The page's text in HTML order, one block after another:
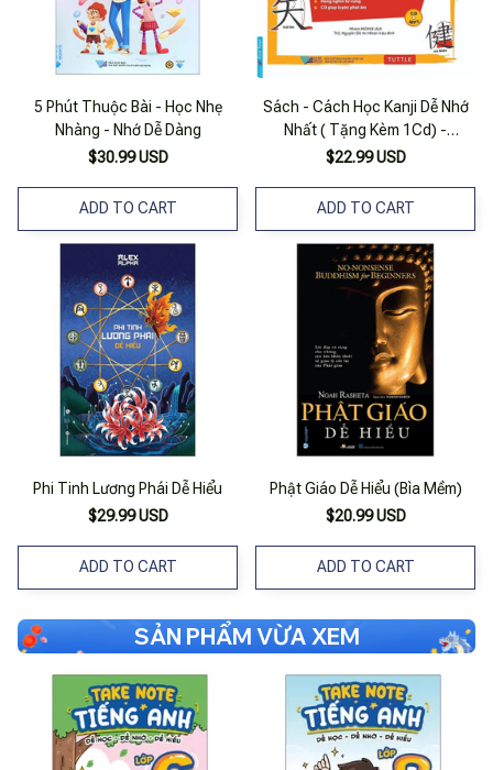
5 Phút Thuộc Bài - Học Nhẹ
Nhàng - Nhớ Dễ Dàng
$30.99 USD
ADD TO CART
Sách - Cách Học Kanji Dễ Nhớ
Nhất ( Tặng Kèm 1Cd) -
Firstnews
$22.99 USD
ADD TO CART
Phi Tinh Lương Phái Dễ Hiểu
$29.99 USD
ADD TO CART
Phật Giáo Dễ Hiểu (Bìa Mềm)
$20.99 USD
ADD TO CART
SẢN PHẨM VỪA XEM